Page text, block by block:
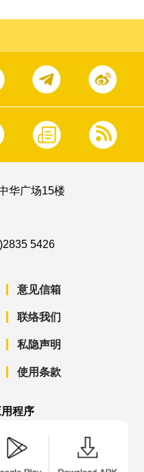
华广场15楼
5426
意见信箱
联络我们
私隐声明
使用条款
程序